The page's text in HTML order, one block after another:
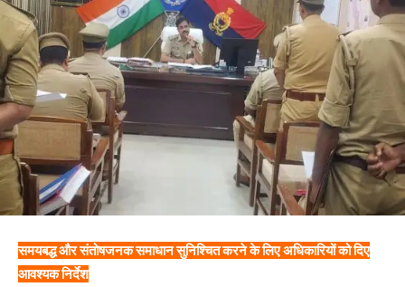
समयबद्ध और संतोषजनक समाधान सुनिश्चित करने के लिए अधिकारियों को दिए
आवश्यक निर्देश